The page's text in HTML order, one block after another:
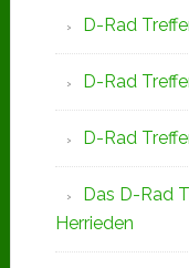
D-Rad
D-Rad
D-Rad
Das D-Rad
Herrieden